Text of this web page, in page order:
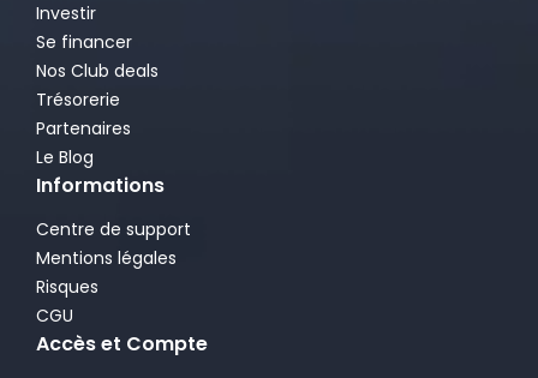
Investir
Se financer
Nos Club deals
Trésorerie
Partenaires
Le Blog
Informations
Centre de support
Mentions légales
Risques
CGU
Accès et Compte